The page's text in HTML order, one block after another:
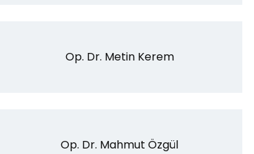
Op. Dr. Metin Kerem
Op. Dr. Mahmut Özgül